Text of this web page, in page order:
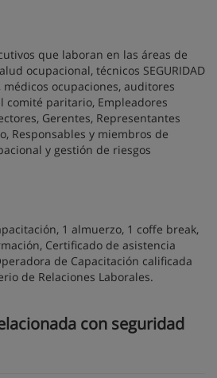
que laboran en las áreas de
ocupacional, técnicos SEGURIDAD
médicos ocupaciones, auditores
comité paritario, Empleadores
Gerentes, Representantes
Responsables y miembros de
y gestión de riesgos
1 almuerzo, 1 coffe break,
Certificado de asistencia
de Capacitación calificada
de Relaciones Laborales.
con seguridad